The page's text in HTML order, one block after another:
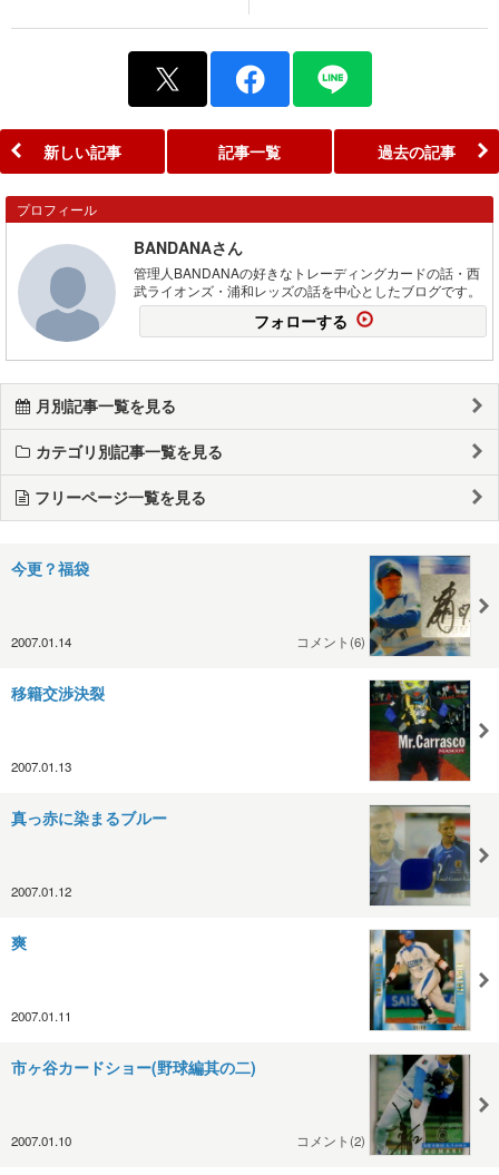
新しい記事 記事一覧 過去の記事
プロフィール
BANDANAさん
管理人BANDANAの好きなトレーディングカードの話・西
武ライオンズ・浦和レッズの話を中心としたブログです。
フォローする
月別記事一覧を見る
カテゴリ別記事一覧を見る
フリーページ一覧を見る
今更？福袋
2007.01.14 コメント(6)
移籍交渉決裂
2007.01.13
真っ赤に染まるブルー
2007.01.12
爽
2007.01.11
市ヶ谷カードショー(野球編其の二)
2007.01.10 コメント(2)